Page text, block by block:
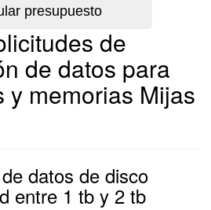
de
de datos para
y memorias Mijas
datos de disco
entre 1 tb y 2 tb